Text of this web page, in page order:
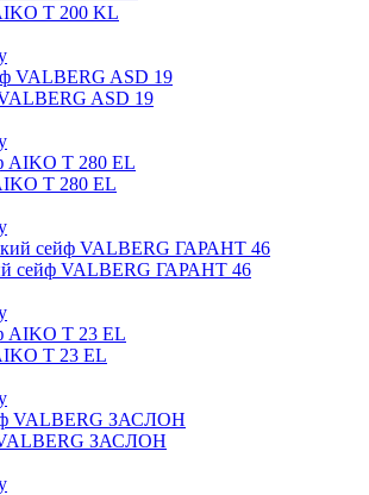
T 200 KL
ASD 19
T 280 EL
сейф VALBERG ГАРАНТ 46
Т 23 EL
ЗАСЛОН